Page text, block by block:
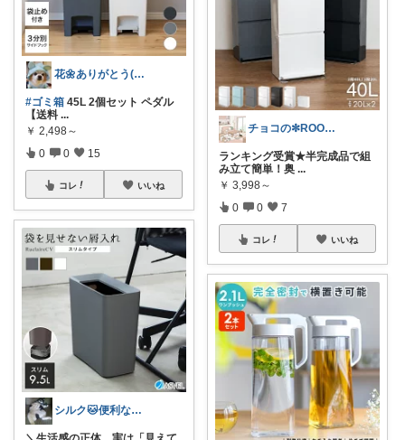
花🌼ありがとう(*･ω･)*_ _)ﾍ
#ゴミ箱 45L 2個セット ペダル
【送料 ...
￥ 2,498～
0 0 15
コレ いいね
シルク🐱便利な暮らし
チョコの✼ROOM✼
ランキング受賞★半完成品で組
み立て簡単！奥 ...
￥ 3,998～
0 0 7
コレ いいね